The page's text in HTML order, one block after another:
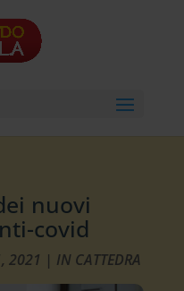
nuovi
covid
2021 | IN CATTEDRA